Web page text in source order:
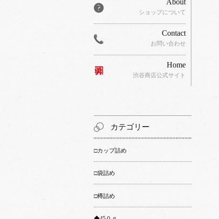
About
ショップについて
Contact
お問い合わせ
Home
渋谷商店公式サイト
カテゴリー
□カップ詰め
□袋詰め
□樽詰め